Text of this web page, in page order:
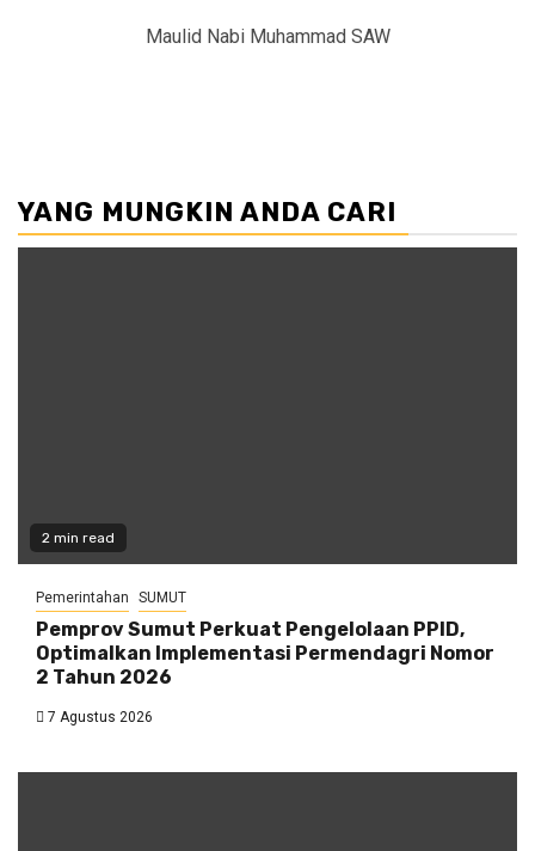
Maulid Nabi Muhammad SAW
YANG MUNGKIN ANDA CARI
2 min read
Pemerintahan SUMUT
Pemprov Sumut Perkuat Pengelolaan PPID,
Optimalkan Implementasi Permendagri Nomor
2 Tahun 2026
7 Agustus 2026